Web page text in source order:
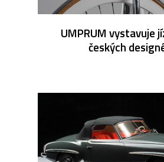
UMPRUM vystavuje
českých